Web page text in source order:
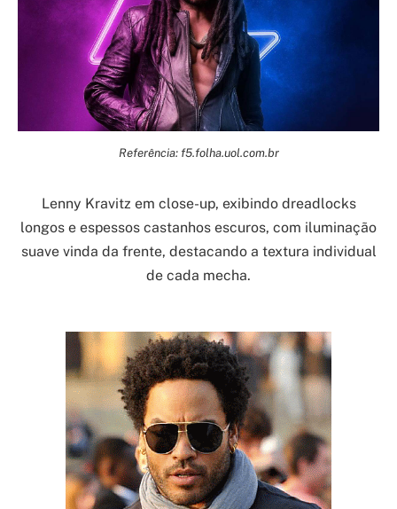
Referência: f5.folha.uol.com.br
Lenny Kravitz em close-up, exibindo dreadlocks
longos e espessos castanhos escuros, com iluminação
suave vinda da frente, destacando a textura individual
de cada mecha.